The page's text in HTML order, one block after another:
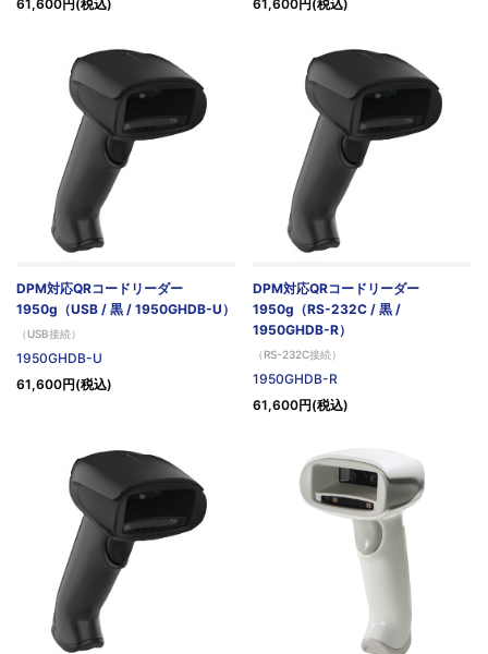
61,600円(税込)
61,600円(税込)
DPM対応QRコードリーダー
1950g（USB / 黒 / 1950GHDB-U）
（USB接続）
1950GHDB-U
61,600円(税込)
DPM対応QRコードリーダー
1950g（RS-232C / 黒 /
1950GHDB-R）
（RS-232C接続）
1950GHDB-R
61,600円(税込)